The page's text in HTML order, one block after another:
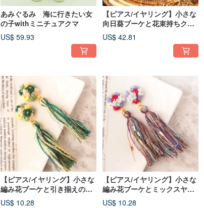
あみぐるみ 海に行きたい女
の子withミニチュアクマ
US$ 59.93
【ピアス/イヤリング】小さな
向日葵ブーケと花束持ちクマ
さんとお出かけ
US$ 42.81
【ピアス/イヤリング】小さな
編み花ブーケと引き揃えのタ
ッセル
US$ 10.28
【ピアス/イヤリング】小さな
編み花ブーケとミックスヤー
ンのタッセル
US$ 10.28